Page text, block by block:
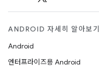
ANDROID 자세히 알아보기
Android
엔터프라이즈용 Android